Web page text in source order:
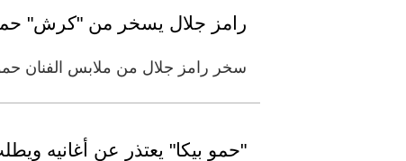
رامز جلال يسخر من "كرش" حمو
سخر رامز جلال من ملابس الفنان حمو
"حمو بيكا" يعتذر عن أغانيه